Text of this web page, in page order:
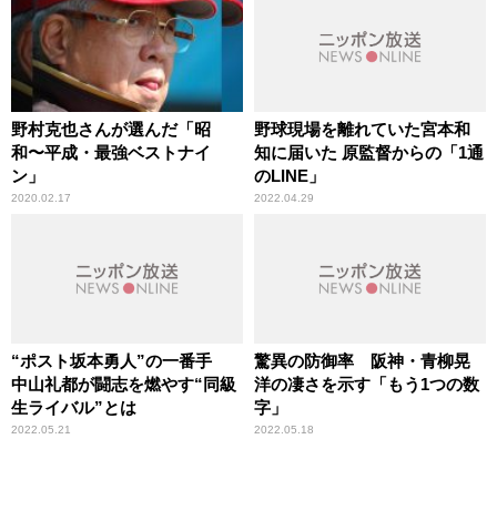
野村克也さんが選んだ「昭
和〜平成・最強ベストナイ
ン」
2020.02.17
野球現場を離れていた宮本和
知に届いた 原監督からの「1通
のLINE」
2022.04.29
“ポスト坂本勇人”の一番手
中山礼都が闘志を燃やす“同級
生ライバル”とは
2022.05.21
驚異の防御率 阪神・青柳晃
洋の凄さを示す「もう1つの数
字」
2022.05.18